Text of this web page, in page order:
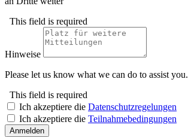
This field is required
Hinweise
Please let us know what we can do to assist you.
This field is required
Ich akzeptiere die Datenschutzregelungen
Ich akzeptiere die Teilnahmebedingungen
Anmelden